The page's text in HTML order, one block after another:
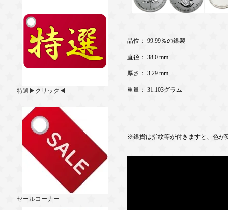
特選▶クリック◀
セールコーナー
品位： 99.99％の銀製
直径： 38.0 mm
厚さ： 3.29 mm
重量： 31.103グラム
※銀貨は指紋等が付きますと、色が